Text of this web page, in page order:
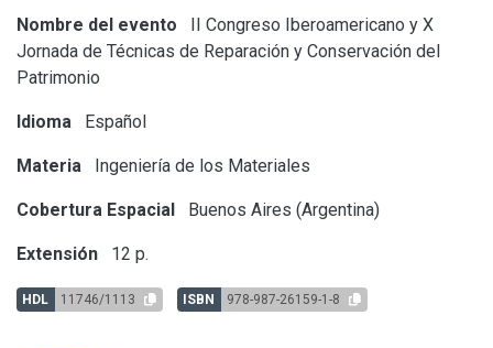
Nombre del evento
II Congreso Iberoamericano y X
Jornada de Técnicas de Reparación y Conservación del
Patrimonio
Idioma Español
Materia Ingeniería de los Materiales
Cobertura Espacial Buenos Aires (Argentina)
Extensión 12 p.
HDL 11746/1113 ISBN 978-987-26159-1-8